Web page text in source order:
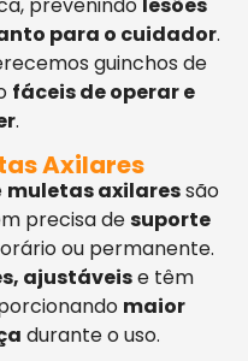
para o cuidador.
guinchos de
fáceis de operar e
.
Axilares
muletas axilaressão
precisa desuporte
ou permanente.
ajustáveise têm
maior
durante o uso.